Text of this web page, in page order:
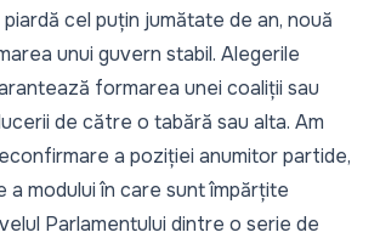
piardă cel puțin jumătate de an, nouă
unui guvern stabil. Alegerile
formarea unei coaliții sau
de către o tabără sau alta. Am
a poziției anumitor partide,
modului în care sunt împărțite
Parlamentului dintre o serie de